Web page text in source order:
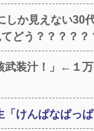
しか見えない30
どう？？？？？
武装汁！」←１
「けんぱなぱっ